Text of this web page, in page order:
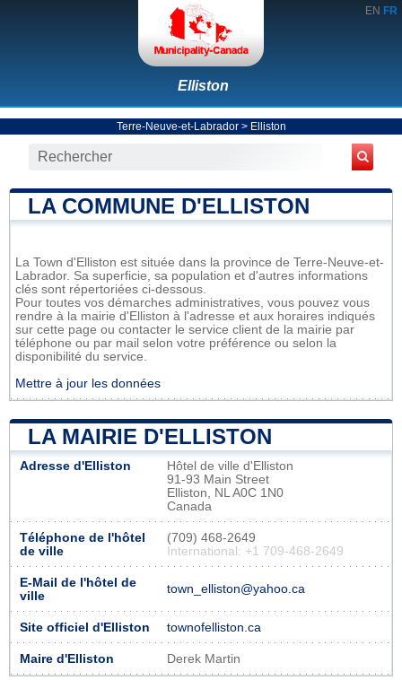
EN FR
Elliston
Terre-Neuve-et-Labrador> Elliston
LA COMMUNE D'ELLISTON
La Town d'Elliston est située dans la province de Terre-Neuve-et-
Labrador. Sa superficie, sa population et d'autres informations
clés sont répertoriées ci-dessous.
Pour toutes vos démarches administratives, vous pouvez vous
rendre à la mairie d'Elliston à l'adresse et aux horaires indiqués
sur cette page ou contacter le service client de la mairie par
téléphone ou par mail selon votre préférence ou selon la
disponibilité du service.
Mettre à jour les données
LA MAIRIE D'ELLISTON
Adresse d'Elliston
Hôtel de ville d'Elliston
91-93 Main Street
Elliston, NL A0C 1N0
Canada
Téléphone de l'hôtel
de ville
(709) 468-2649
International: +1 709-468-2649
E-Mail de l'hôtel de
ville
town_elliston@yahoo.ca
Site officiel d'Elliston townofelliston.ca
Maire d'Elliston Derek Martin